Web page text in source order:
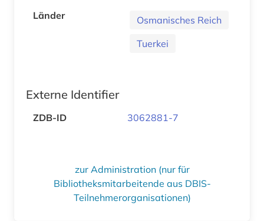
Länder
Osmanisches Reich
Tuerkei
Externe Identifier
ZDB-ID 3062881-7
zur Administration (nur für
Bibliotheksmitarbeitende aus DBIS-
Teilnehmerorganisationen)